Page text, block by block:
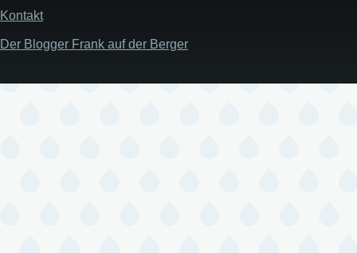
Kontakt
Der Blogger Frank auf der Berger